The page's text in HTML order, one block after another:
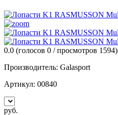
0.0 (голосов 0 / просмотров 1594)
Производитель: Galasport
Артикул: 00840
руб.